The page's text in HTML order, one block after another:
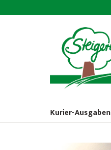
Kurier-Ausgaben